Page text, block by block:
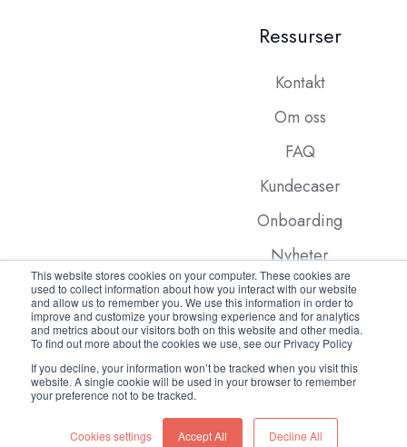
This website stores cookies on your computer. These cookies are
used to collect information about how you interact with our website
and allow us to remember you. We use this information in order to
improve and customize your browsing experience and for analytics
and metrics about our visitors both on this website and other media.
To find out more about the cookies we use, see our Privacy Policy
If you decline, your information won’t be tracked when you visit this
website. A single cookie will be used in your browser to remember
your preference not to be tracked.
Cookies settings Accept All Decline All
Ressurser
Kontakt
Om oss
FAQ
Kundecaser
Onboarding
Nyheter
Copyright © 2026 Frakt24